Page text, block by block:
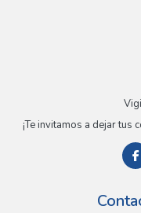
¡Te invitamos a dejar tus